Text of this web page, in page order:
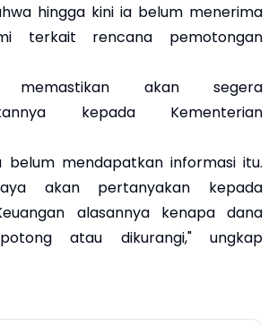
hingga kini ia belum menerima
terkait rencana pemotongan
akan segera
kepada Kementerian
belum mendapatkan informasi itu.
akan pertanyakan kepada
alasannya kenapa dana
atau dikurangi," ungkap